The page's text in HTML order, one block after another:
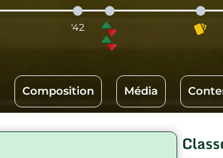
'42
Composition Média